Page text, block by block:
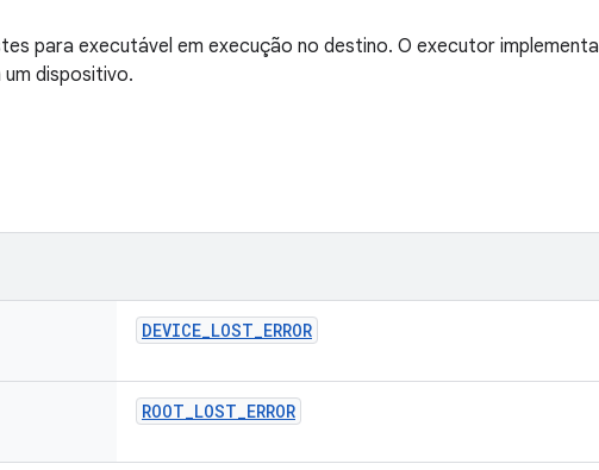
para executável em execução no destino. O executor implementa
dispositivo.
DEVICE_LOST_ERROR
ROOT_LOST_ERROR